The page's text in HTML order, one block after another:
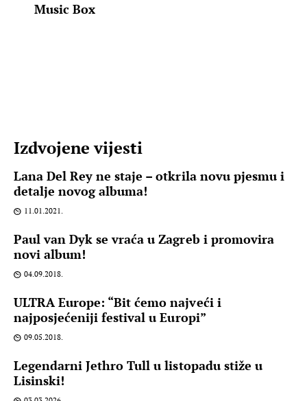
Music Box
Izdvojene vijesti
Lana Del Rey ne staje – otkrila novu pjesmu i
detalje novog albuma!
11.01.2021.
Paul van Dyk se vraća u Zagreb i promovira
novi album!
04.09.2018.
ULTRA Europe: “Bit ćemo najveći i
najposjećeniji festival u Europi”
09.05.2018.
Legendarni Jethro Tull u listopadu stiže u
Lisinski!